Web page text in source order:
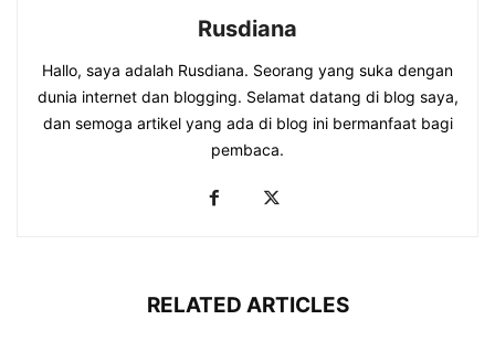
Rusdiana
Hallo, saya adalah Rusdiana. Seorang yang suka dengan
dunia internet dan blogging. Selamat datang di blog saya,
dan semoga artikel yang ada di blog ini bermanfaat bagi
pembaca.
RELATED ARTICLES